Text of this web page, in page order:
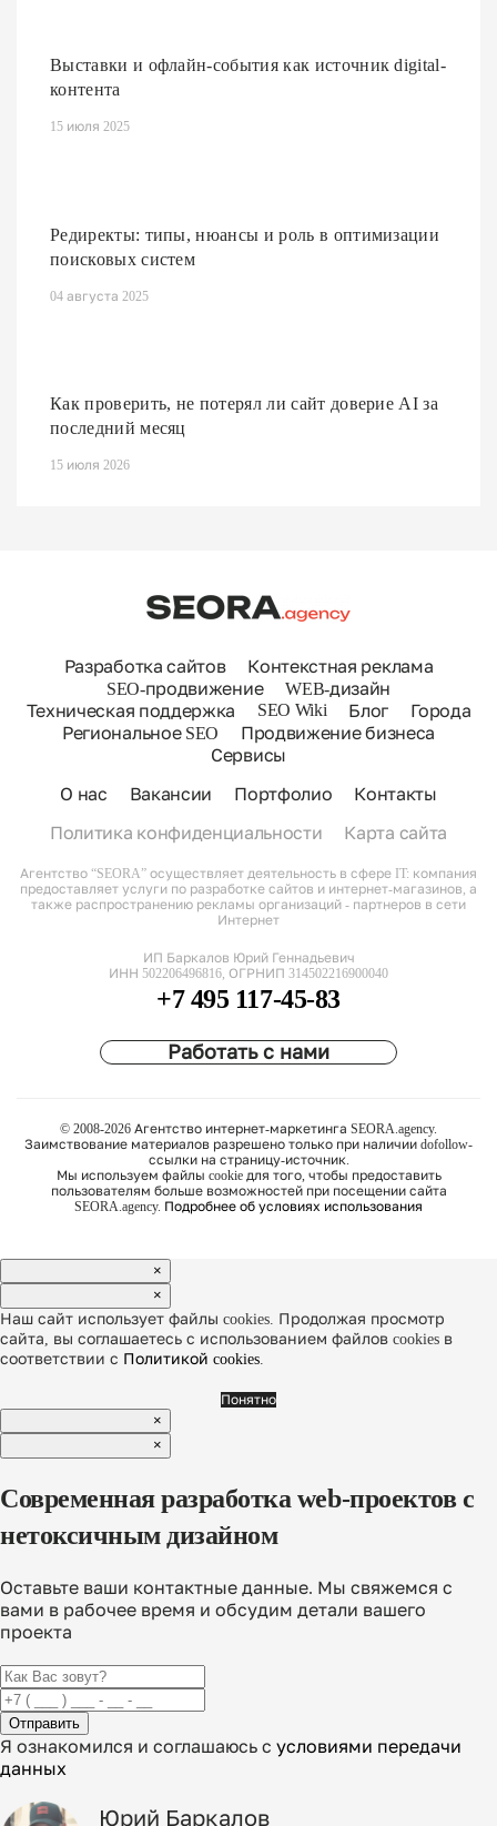
Выставки и офлайн-события как источник digital-
контента
15 июля 2025
Редиректы: типы, нюансы и роль в оптимизации
поисковых систем
04 августа 2025
Как проверить, не потерял ли сайт доверие AI за
последний месяц
15 июля 2026
Разработка сайтов
Контекстная реклама
SEO-продвижение
WEB-дизайн
Техническая поддержка
SEO Wiki Блог
Города
Региональное SEO
Продвижение бизнеса
Сервисы
О нас Вакансии Портфолио Контакты
Политика конфиденциальности Карта сайта
Агентство “SEORA” осуществляет деятельность в сфере IT: компания
предоставляет услуги по разработке сайтов и интернет-магазинов, а
также распространению рекламы организаций - партнеров в сети
Интернет
ИП Баркалов Юрий Геннадьевич
ИНН 502206496816, ОГРНИП 314502216900040
+7 495 117-45-83
Работать с нами
© 2008-2026 Агентство интернет-маркетинга SEORA.agency.
Заимствование материалов разрешено только при наличии dofollow-
ссылки на страницу-источник.
Мы используем файлы cookie для того, чтобы предоставить
пользователям больше возможностей при посещении сайта
SEORA.agency. Подробнее об условиях использования
×
×
Наш сайт использует файлы cookies. Продолжая просмотр
сайта, вы соглашаетесь с использованием файлов cookies в
соответствии с Политикой cookies
Понятно
×
×
Современная разработка web-проектов с
нетоксичным дизайном
Оставьте ваши контактные данные. Мы свяжемся с
вами в рабочее время и обсудим детали вашего
проекта
Отправить
Я ознакомился и соглашаюсь с условиями передачи
данных
Юрий Баркалов